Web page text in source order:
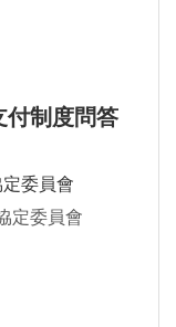
付制度問答
委員會
定委員會